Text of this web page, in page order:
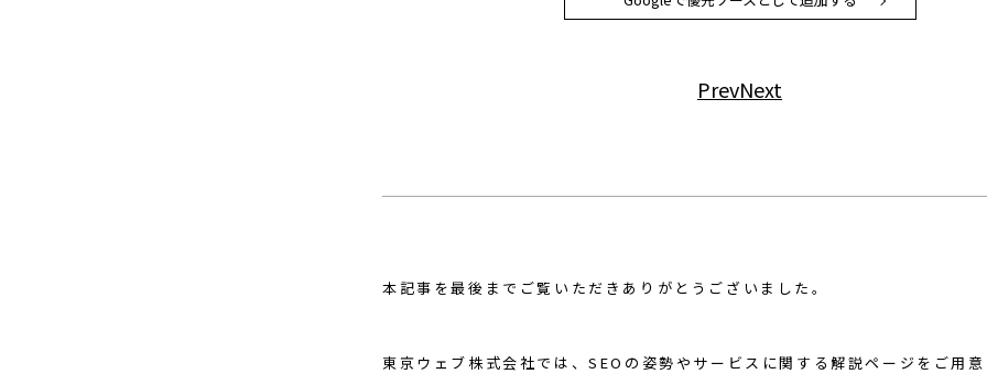
PrevNext
本記事を最後までご覧いただきありがとうございました。
東京ウェブ株式会社では、SEOの姿勢やサービスに関する解説ページをご用意